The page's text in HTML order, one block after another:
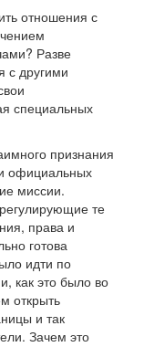
отношения с
Разве
с другими
специальных
признания
официальных
миссии.
те
права и
готова
идти по
как это было во
открыть
и так
Зачем это